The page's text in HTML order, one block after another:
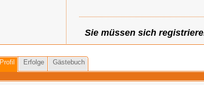
Sie müssen sich
Profil Erfolge Gästebuch